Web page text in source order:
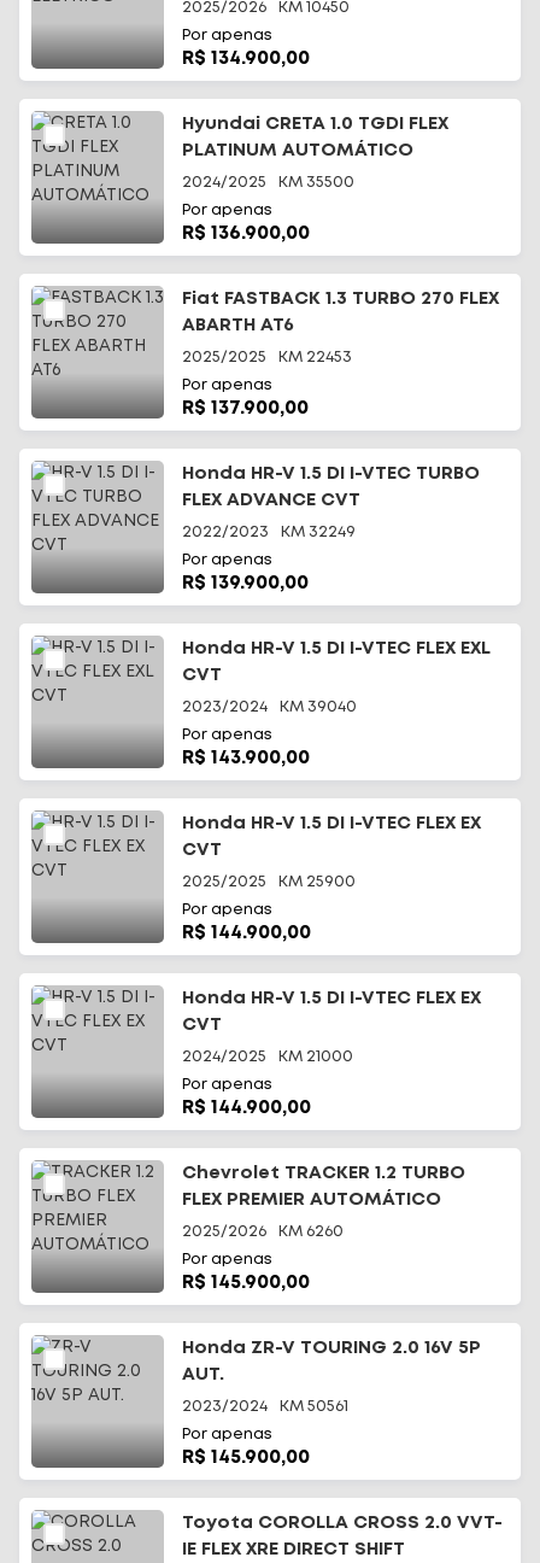
2025/2026 KM 10450
Por apenas
R$ 134.900,00
Hyundai CRETA 1.0 TGDI FLEX
PLATINUM AUTOMÁTICO
2024/2025 KM 35500
Por apenas
R$ 136.900,00
Fiat FASTBACK 1.3 TURBO 270 FLEX
ABARTH AT6
2025/2025 KM 22453
Por apenas
R$ 137.900,00
Honda HR-V 1.5 DI I-VTEC TURBO
FLEX ADVANCE CVT
2022/2023 KM 32249
Por apenas
R$ 139.900,00
Honda HR-V 1.5 DI I-VTEC FLEX EXL
CVT
2023/2024 KM 39040
Por apenas
R$ 143.900,00
Honda HR-V 1.5 DI I-VTEC FLEX EX
CVT
2025/2025 KM 25900
Por apenas
R$ 144.900,00
Honda HR-V 1.5 DI I-VTEC FLEX EX
CVT
2024/2025 KM 21000
Por apenas
R$ 144.900,00
Chevrolet TRACKER 1.2 TURBO
FLEX PREMIER AUTOMÁTICO
2025/2026 KM 6260
Por apenas
R$ 145.900,00
Honda ZR-V TOURING 2.0 16V 5P
AUT.
2023/2024 KM 50561
Por apenas
R$ 145.900,00
Toyota COROLLA CROSS 2.0 VVT-
IE FLEX XRE DIRECT SHIFT